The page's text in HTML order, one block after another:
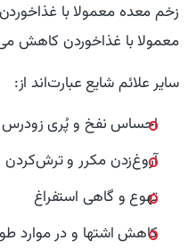
زخم معده معمولا با
معمولا با غذاخوردن کاهش
سایر علائم شایع عبارت‌اند از:
احساس نفخ و پُری زودرس
آروغ‌زدن مکرر و ترش‌کردن
تهوع و گاهی استفراغ
کاهش اشتها و در